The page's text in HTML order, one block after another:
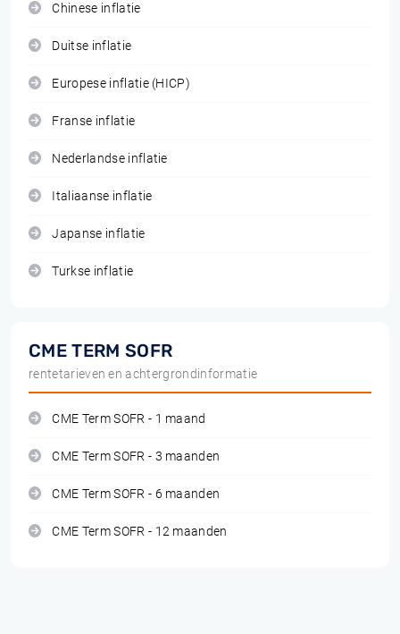
Chinese inflatie
Duitse inflatie
Europese inflatie (HICP)
Franse inflatie
Nederlandse inflatie
Italiaanse inflatie
Japanse inflatie
Turkse inflatie
CME TERM SOFR
rentetarieven en achtergrondinformatie
CME Term SOFR - 1 maand
CME Term SOFR - 3 maanden
CME Term SOFR - 6 maanden
CME Term SOFR - 12 maanden